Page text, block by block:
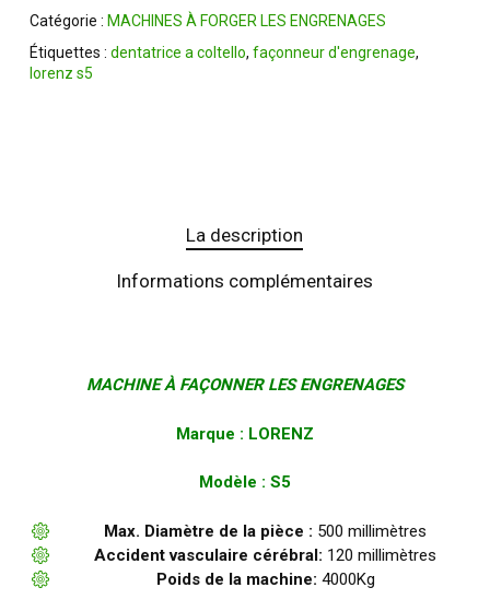
Catégorie : MACHINES À FORGER LES ENGRENAGES
Étiquettes : dentatrice a coltello, façonneur d'engrenage,
lorenz s5
La description
Informations complémentaires
MACHINE À FAÇONNER LES ENGRENAGES
Marque : LORENZ
Modèle : S5
Max. Diamètre de la pièce : 500 millimètres
Accident vasculaire cérébral: 120 millimètres
Poids de la machine: 4000Kg